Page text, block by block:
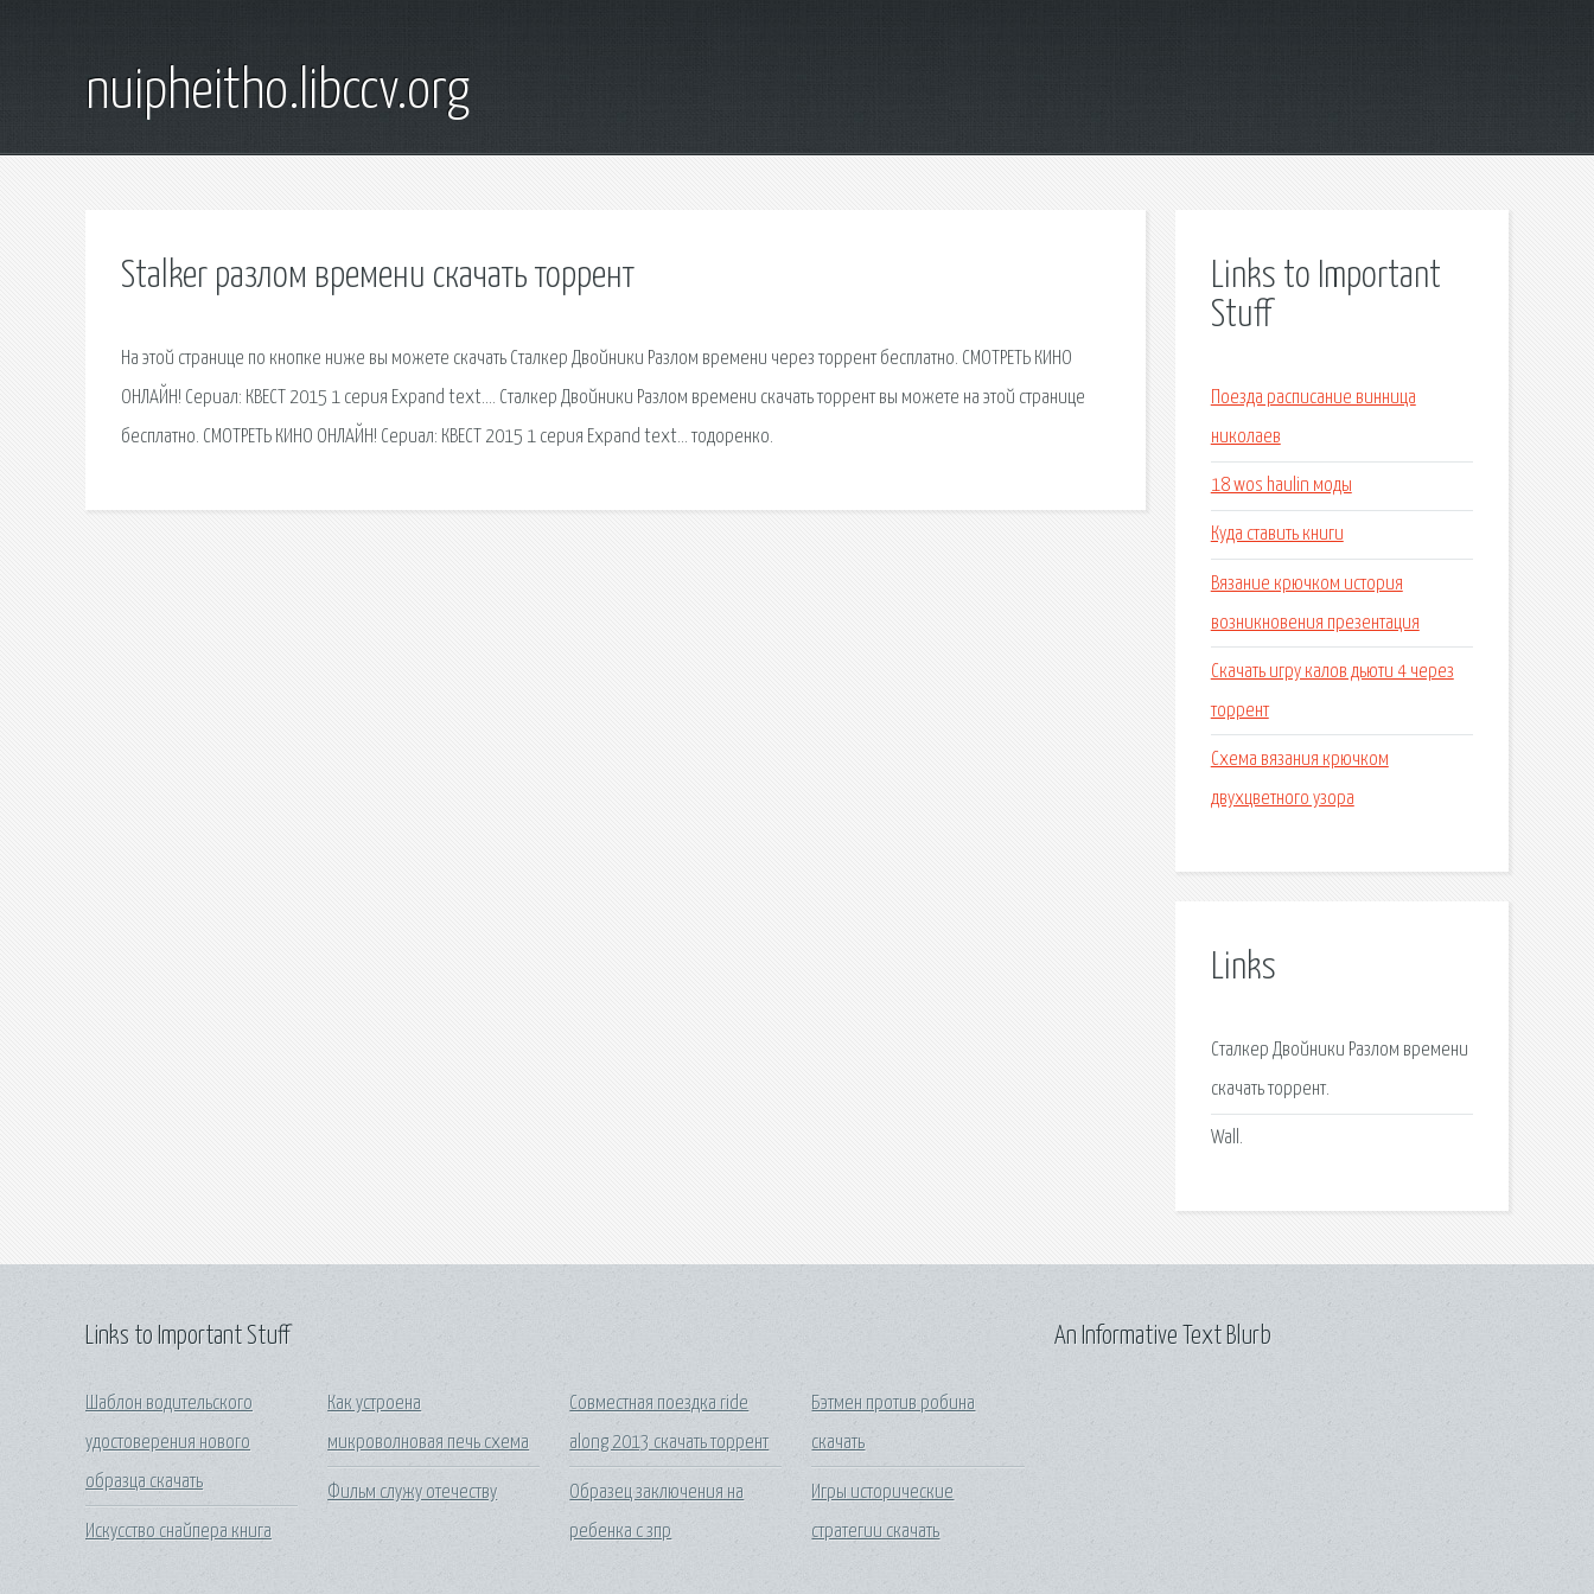
nuipheitho.libccv.org
Stalker разлом времени скачать торрент
На этой странице по кнопке ниже вы можете скачать Сталкер Двойники Разлом времени через торрент бесплатно. СМОТРЕТЬ КИНО
ОНЛАЙН! Сериал: КВЕСТ 2015 1 серия Expand text…. Сталкер Двойники Разлом времени скачать торрент вы можете на этой странице
бесплатно. СМОТРЕТЬ КИНО ОНЛАЙН! Сериал: КВЕСТ 2015 1 серия Expand text… тодоренко.
Links to Important
Stuff
Поезда расписание винница
николаев
18 wos haulin моды
Куда ставить книги
Вязание крючком история
возникновения презентация
Скачать игру калов дьюти 4 через
торрент
Схема вязания крючком
двухцветного узора
Links
Сталкер Двойники Разлом времени
скачать торрент.
Wall.
Links to Important Stuff
Шаблон водительского
удостоверения нового
образца скачать
Искусство снайпера книга
Как устроена
микроволновая печь схема
Фильм служу отечеству
Совместная поездка ride
along 2013 скачать торрент
Образец заключения на
ребенка с зпр
Бэтмен против робина
скачать
Игры исторические
стратегии скачать
An Informative Text Blurb